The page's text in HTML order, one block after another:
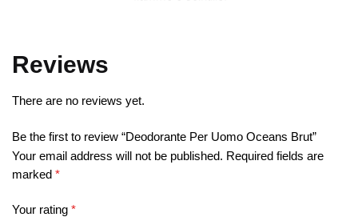
Reviews
There are no reviews yet.
Be the first to review “Deodorante Per Uomo Oceans Brut”
Your email address will not be published. Required fields are
marked *
Your rating *